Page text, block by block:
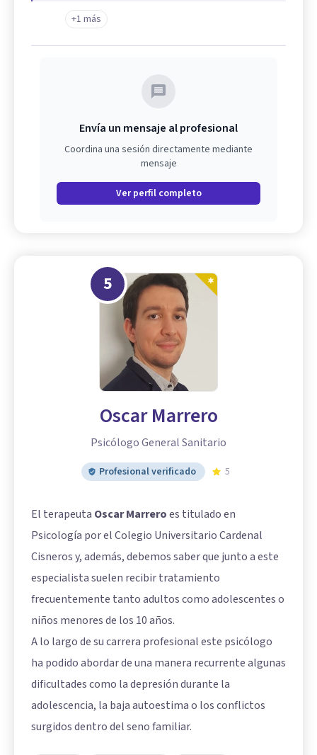
+1 más
Envía un mensaje al profesional
Coordina una sesión directamente mediante
mensaje
Ver perfil completo
5
Oscar Marrero
Psicólogo General Sanitario
Profesional verificado 5
El terapeuta Oscar Marreroes titulado en
Psicología por el Colegio Universitario Cardenal
Cisneros y, además, debemos saber que junto a este
especialista suelen recibir tratamiento
frecuentemente tanto adultos como adolescentes o
niños menores de los 10 años.
A lo largo de su carrera profesional este psicólogo
ha podido abordar de una manera recurrente algunas
dificultades como la depresión durante la
adolescencia, la baja autoestima o los conflictos
surgidos dentro del seno familiar.